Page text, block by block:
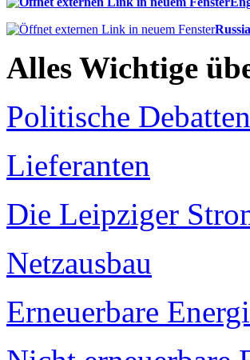
Alles Wichtige
Politische
Lieferanten
Die Leipziger
Netzausbau
Erneuerbare